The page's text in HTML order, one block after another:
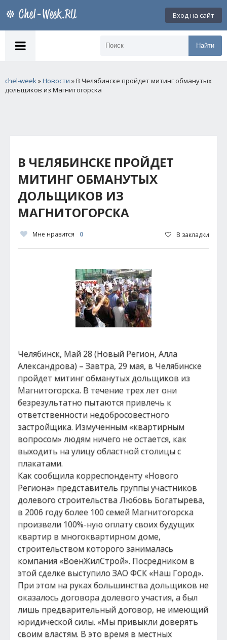
Вход на сайт
Найти
chel-week»Новости » В Челябинске пройдет митинг обманутых
дольщиков из Магнитогорска
В ЧЕЛЯБИНСКЕ ПРОЙДЕТ
МИТИНГ ОБМАНУТЫХ
ДОЛЬЩИКОВ ИЗ
МАГНИТОГОРСКА
Мне нравится 0 В закладки
Челябинск, Май 28 (Новый Регион, Алла
Александрова) – Завтра, 29 мая, в Челябинске
пройдет митинг обманутых дольщиков из
Магнитогорска. В течение трех лет они
безрезультатно пытаются привлечь к
ответственности недобросовестного
застройщика. Измученным «квартирным
вопросом» людям ничего не остается, как
выходить на улицу областной столицы с
плакатами.
Как сообщила корреспонденту «Нового
Региона» представитель группы участников
долевого строительства Любовь Богатырева,
в 2006 году более 100 семей Магнитогорска
произвели 100%-ную оплату своих будущих
квартир в многоквартирном доме,
строительством которого занималась
компания «ВоенЖилСтрой». Посредником в
этой сделке выступило ЗАО ФСК «Наш Город».
При этом на руках большинства дольщиков не
оказалось договора долевого участия, а был
лишь предварительный договор, не имеющий
юридической силы. «Мы привыкли доверять
своим властям. В это время в местных